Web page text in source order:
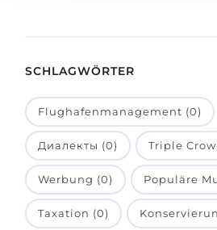
Holland-Test
Interessenkarte-Test
RIASEC-Test
Erfolgzu
100%
BEWERBEN AUS …
Russland
Ukraine
Kasachstan
Aserbaidschan
Armenien
SCHLAGWÖRTER
Flughafenmanagement (0)
Диалекты (0) Triple
Werbung (0) Populäre
Taxation (0)